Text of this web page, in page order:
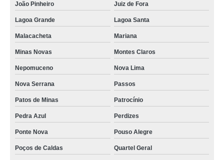
João Pinheiro Juiz de Fora
Lagoa Grande Lagoa Santa
Malacacheta Mariana
Minas Novas Montes Claros
Nepomuceno Nova Lima
Nova Serrana Passos
Patos de Minas Patrocínio
Pedra Azul Perdizes
Ponte Nova Pouso Alegre
Poços de Caldas Quartel Geral